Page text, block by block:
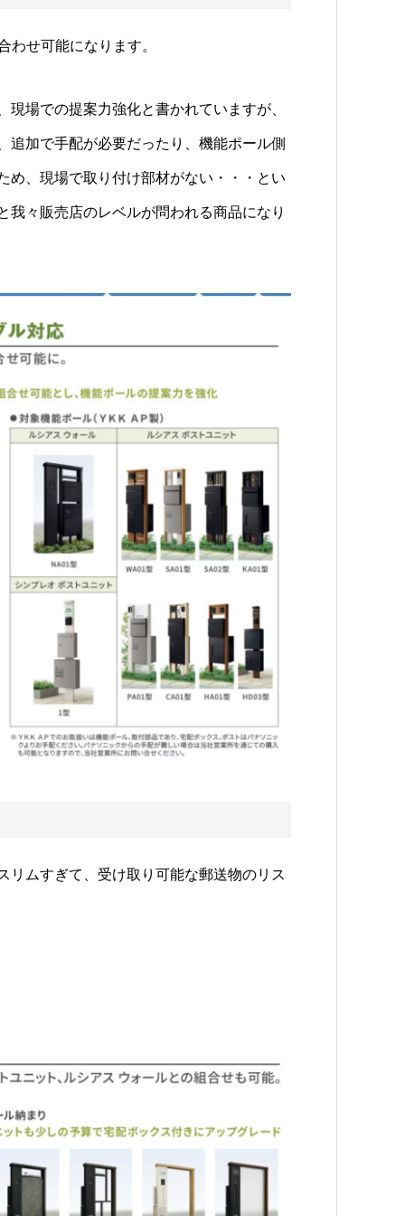
せ可能になります。
場での提案力強化と書かれていますが、
追加で手配が必要だったり、機能ポール側
め、現場で取り付け部材がない・・・とい
々販売店のレベルが問われる商品になり
リムすぎて、受け取り可能な郵送物のリス